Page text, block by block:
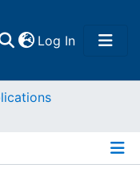
Log In(current)